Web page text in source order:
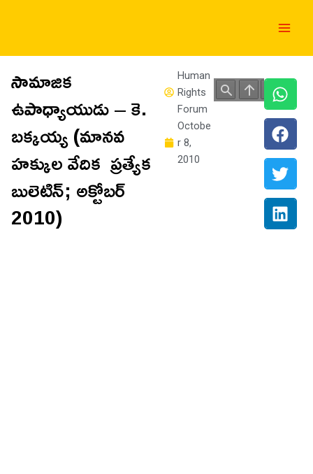
సామాజిక
ఉపాధ్యాయుడు – కె.
బక్కయ్య (మానవ
హక్కుల వేదిక ప్రత్యేక
బులెటిన్; అక్టోబర్
2010)
Human
Rights
Forum
Octobe
r 8,
2010